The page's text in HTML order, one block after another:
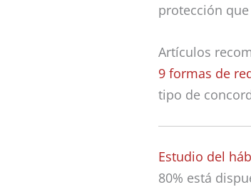
protección que
Artículos
9 formas de
tipo de
Estudio del
80% está